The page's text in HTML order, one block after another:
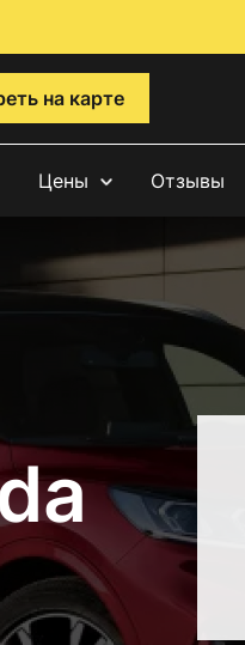
на карте
Цены Отзывы